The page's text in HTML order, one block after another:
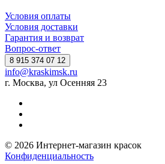
Условия оплаты
Условия доставки
Гарантия и возврат
Вопрос-ответ
8 915 374 07 12
info@kraskimsk.ru
г. Москва, ул Осенняя 23
© 2026 Интернет-магазин красок
Конфиденциальность